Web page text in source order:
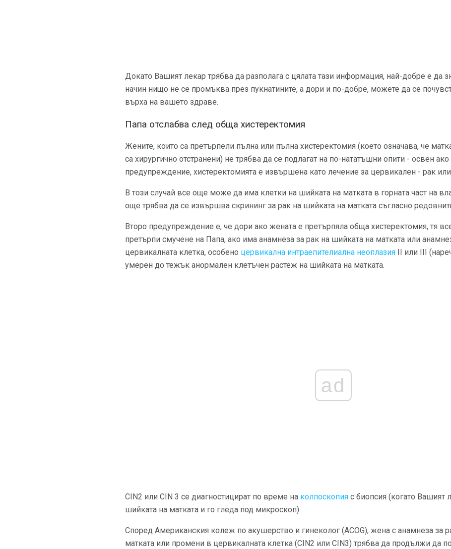
Докато Вашият лекар трябва да разполага с цялата тази информация, най-добре е да
начин нищо не се промъква през пукнатините, а дори и по-добре, можете да се
върха на вашето здраве.
Папа отслабва след обща хистеректомия
Жените, които са претърпели пълна или пълна хистеректомия (което означава, че
са хирургично отстранени) не трябва да се подлагат на по-нататъшни опити - освен
предупреждение, хистеректомията е извършена като лечение за цервикален - рак
В този случай все още може да има клетки на шийката на матката в горната част на
още трябва да се извършва скрининг за рак на шийката на матката съгласно
Второ предупреждение е, че дори ако жената е претърпяла обща хистеректомия, тя
претърпи смучене на Папа, ако има анамнеза за рак на шийката на матката или
цервикалната клетка, особено цервикална интраепителиална неоплазия II или III
умерен до тежък анормален клетъчен растеж на шийката на матката.
ad
CIN2 или CIN 3 се диагностицират по време на колпоскопия с биопсия (когато Вашият
шийката на матката и го гледа под микроскоп).
Според Американския колеж по акушерство и гинеколог (ACOG), жена с анамнеза за
матката или промени в цервикалната клетка (CIN2 или CIN3) трябва да продължи да